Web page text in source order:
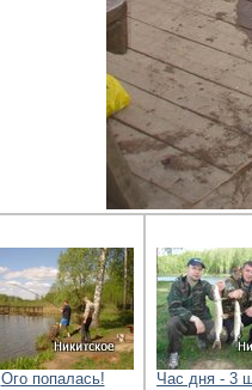
Ого попалась! Час дня - 3